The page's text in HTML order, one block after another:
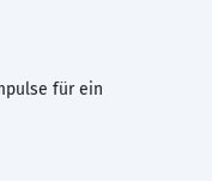
für ein